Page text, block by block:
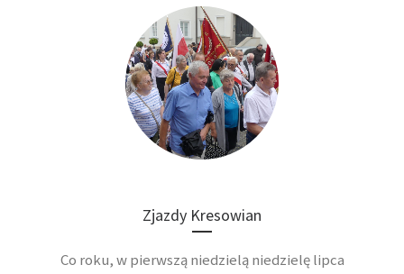
Zjazdy Kresowian
Co roku, w pierwszą niedzielą niedzielę lipca